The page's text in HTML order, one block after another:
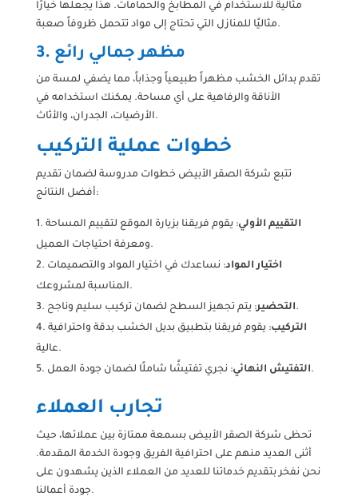
مثالية للاستخدام في المطابخ والحمامات. هذا يجعلها خيارًا
مثاليًا للمنازل التي تحتاج إلى مواد تتحمل ظروفاً صعبة.
3. مظهر جمالي رائع
تقدم بدائل الخشب مظهراً طبيعياً وجذاباً، مما يضفي لمسة من
الأناقة والرفاهية على أي مساحة. يمكنك استخدامه في
الأرضيات، الجدران، والأثاث.
خطوات عملية التركيب
تتبع شركة الصقر الأبيض خطوات مدروسة لضمان تقديم
أفضل النتائج:
التقييم الأولي: يقوم فريقنا بزيارة الموقع لتقييم المساحة
ومعرفة احتياجات العميل.
اختيار المواد: نساعدك في اختيار المواد والتصميمات
المناسبة لمشروعك.
التحضير: يتم تجهيز السطح لضمان تركيب سليم وناجح.
التركيب: يقوم فريقنا بتطبيق بديل الخشب بدقة واحترافية
عالية.
التفتيش النهائي: نجري تفتيشًا شاملًا لضمان جودة العمل.
تجارب العملاء
تحظى شركة الصقر الأبيض بسمعة ممتازة بين عملائها، حيث
أثنى العديد منهم على احترافية الفريق وجودة الخدمة المقدمة.
نحن نفخر بتقديم خدماتنا للعديد من العملاء الذين يشهدون على
جودة أعمالنا.